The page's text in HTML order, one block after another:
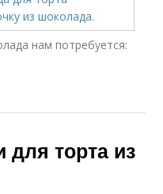
нам потребуется:
для торта из